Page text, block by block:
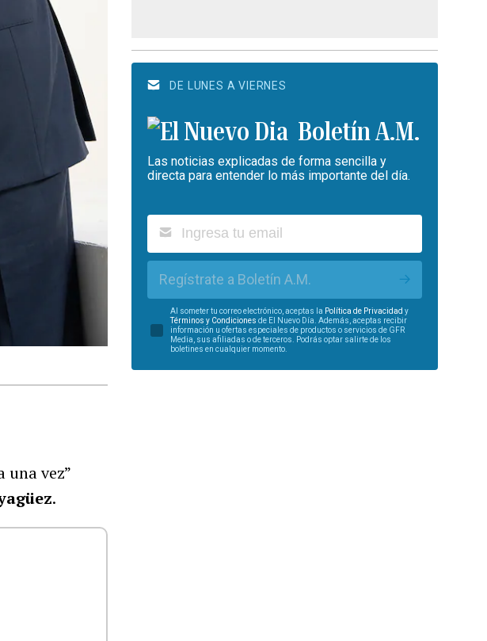
una vez”
.
DE LUNES A VIERNES
Boletín A.M.
Las noticias explicadas de forma sencilla y
directa para entender lo más importante del día.
Regístrate a Boletín A.M.
Al someter tu correo electrónico, aceptas la Política de Privacidad y
Términos y Condiciones de El Nuevo Día. Además, aceptas recibir
información u ofertas especiales de productos o servicios de GFR
Media, sus afiliadas o de terceros. Podrás optar salirte de los
boletines en cualquier momento.